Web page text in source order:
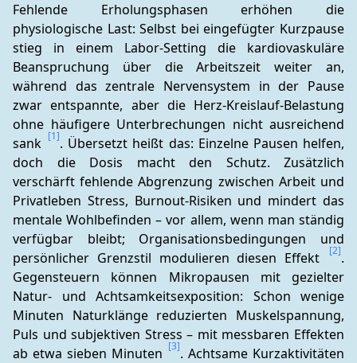
Fehlende Erholungsphasen erhöhen die
physiologische Last: Selbst bei eingefügter Kurzpause
stieg in einem Labor-Setting die kardiovaskuläre
Beanspruchung über die Arbeitszeit weiter an,
während das zentrale Nervensystem in der Pause
zwar entspannte, aber die Herz-Kreislauf-Belastung
ohne häufigere Unterbrechungen nicht ausreichend
sank [1]. Übersetzt heißt das: Einzelne Pausen helfen,
doch die Dosis macht den Schutz. Zusätzlich
verschärft fehlende Abgrenzung zwischen Arbeit und
Privatleben Stress, Burnout-Risiken und mindert das
mentale Wohlbefinden – vor allem, wenn man ständig
verfügbar bleibt; Organisationsbedingungen und
persönlicher Grenzstil modulieren diesen Effekt
[2].
Gegensteuern können Mikropausen mit gezielter
Natur- und Achtsamkeitsexposition: Schon wenige
Minuten Naturklänge reduzierten Muskelspannung,
Puls und subjektiven Stress – mit messbaren Effekten
ab etwa sieben Minuten [3]. Achtsame Kurzaktivitäten